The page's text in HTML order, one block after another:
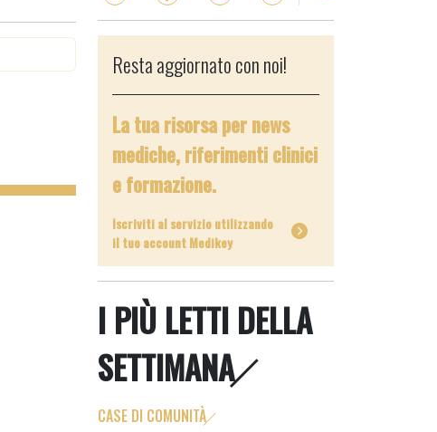
Resta aggiornato con noi!
La tua risorsa per news
mediche, riferimenti clinici
e formazione.
Iscriviti al servizio utilizzando
il tuo account Medikey
I PIÙ LETTI DELLA
SETTIMANA
CASE DI COMUNITÀ